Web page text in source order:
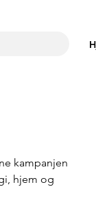
kampanjen
hjem og